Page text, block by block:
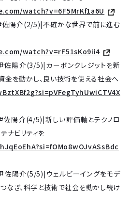
watch?v=6F5MrKf1a6U
陽介(2/5)|不確かな世界で前に進む
watch?v=rF51sKo9ii4
陽介(3/5)|カーボンクレジットを新
金を動かし、良い技術を使える社会へ
陽介(4/5)|新しい評価軸とテクノロ
ナビリティを
陽介(5/5)|ウェルビーイングをモデ
なぎ、科学と技術で社会を動かし続け